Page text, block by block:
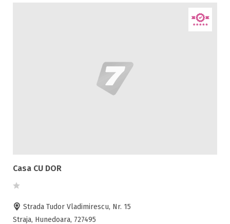
Casa CU DOR
Strada Tudor Vladimirescu, Nr. 15
Straja, Hunedoara, 727495